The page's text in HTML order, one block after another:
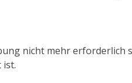
nicht mehr
ist.